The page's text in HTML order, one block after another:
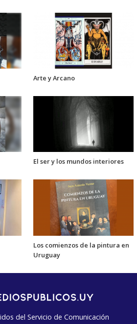
Arte y Arcano
El ser y los mundos interiores
Los comienzos de la pintura en
Uruguay
del Servicio de Comunicación